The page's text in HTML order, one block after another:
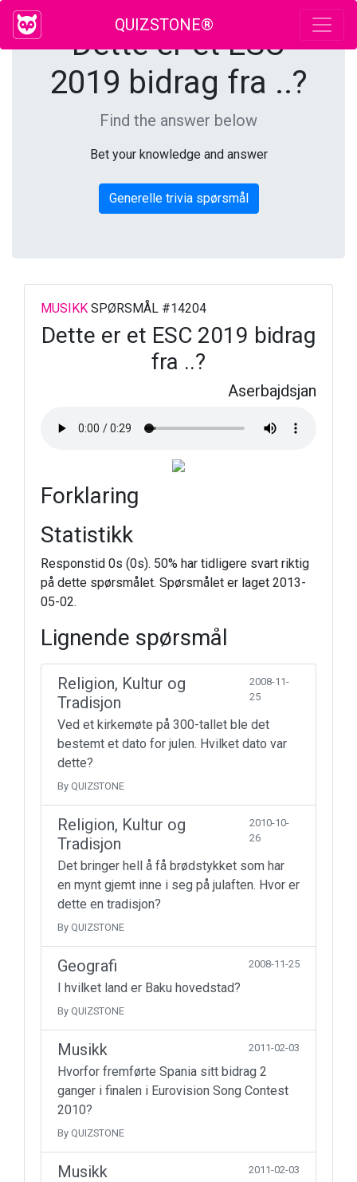
QUIZSTONE®
Dette er et ESC
2019 bidrag fra ..?
Find the answer below
Bet your knowledge and answer
Generelle trivia spørsmål
MUSIKK SPØRSMÅL #14204
Dette er et ESC 2019 bidrag
fra ..?
Aserbajdsjan
Forklaring
Statistikk
Responstid 0s (0s). 50% har tidligere svart riktig
på dette spørsmålet. Spørsmålet er laget 2013-
05-02.
Lignende spørsmål
Religion, Kultur og
Tradisjon
2008-11-
25
Ved et kirkemøte på 300-tallet ble det
bestemt et dato for julen. Hvilket dato var
dette?
By QUIZSTONE
Religion, Kultur og
Tradisjon
2010-10-
26
Det bringer hell å få brødstykket som har
en mynt gjemt inne i seg på julaften. Hvor er
dette en tradisjon?
By QUIZSTONE
Geografi 2008-11-25
I hvilket land er Baku hovedstad?
By QUIZSTONE
Musikk 2011-02-03
Hvorfor fremførte Spania sitt bidrag 2
ganger i finalen i Eurovision Song Contest
2010?
By QUIZSTONE
Musikk 2011-02-03